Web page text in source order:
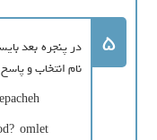
5
در پنجره بعد
نام انتخاب و
omlet